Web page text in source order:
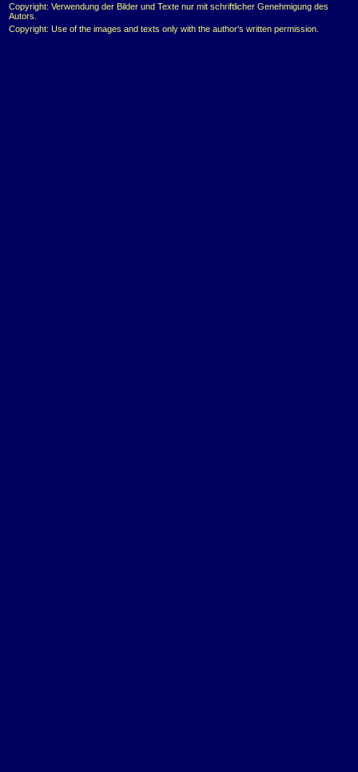
Copyright: Verwendung der Bilder und Texte nur mit schriftlicher Genehmigung des
Autors.
Copyright: Use of the images and texts only with the author's written permission.